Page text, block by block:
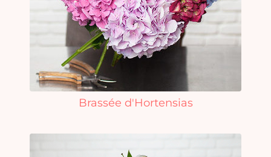
Brassée d'Hortensias